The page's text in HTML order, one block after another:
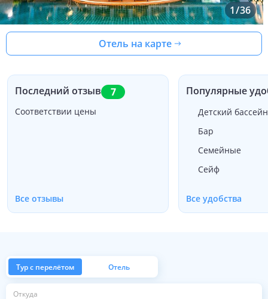
1/36
Отель на карте
Последний отзыв 7
Соответствии цены
Все отзывы
Популярные
Детский бассейн
Бар
Семейные
Сейф
Все удобства
Тур с перелётом Отель
Откуда
из Москвы